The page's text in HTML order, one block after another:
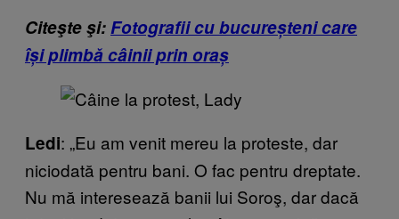
Citeşte şi:Fotografii cu bucureșteni care
își plimbă câinii prin oraș
Ledi: „Eu am venit mereu la proteste, dar
niciodată pentru bani. O fac pentru dreptate.
Nu mă interesează banii lui Soroş, dar dacă